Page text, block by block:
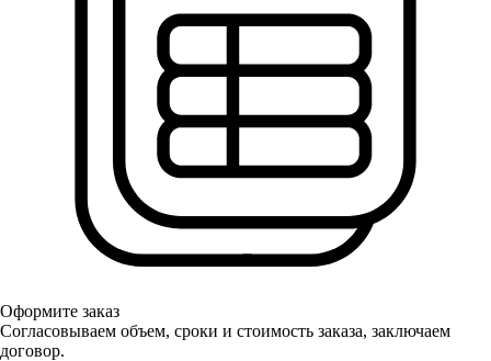
Оформите заказ
Согласовываем объем, сроки и стоимость заказа, заключаем
договор.